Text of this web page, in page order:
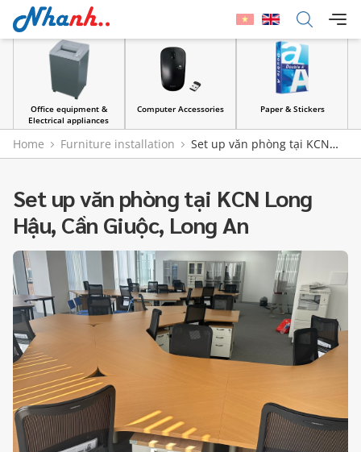
Office equipment &
Electrical appliances
Computer Accessories Paper & Stickers
Home Furniture installation
Set up văn phòng tại KCN
Long Hậu, Cần Giuộc, Long An
Set up văn phòng tại KCN Long
Hậu, Cần Giuộc, Long An